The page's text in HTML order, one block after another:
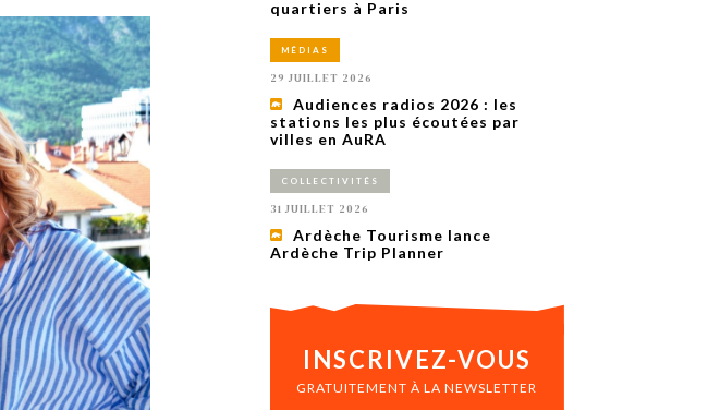
saison autour de son concept autour de
la déconnexion, en digital et au cinéma.
Alexandra Thizy, sa responsable
marketing et communication, revient sur
la campagne.
M’ABONNER À OURSCOM PENDANT
1 AN
quartiers à Paris
MÉDIAS
29 JUILLET 2026
Audiences radios 2026 : les
stations les plus écoutées par
villes en AuRA
COLLECTIVITÉS
31 JUILLET 2026
Ardèche Tourisme lance
Ardèche Trip Planner
INSCRIVEZ-VOUS
GRATUITEMENT À LA NEWSLETTER